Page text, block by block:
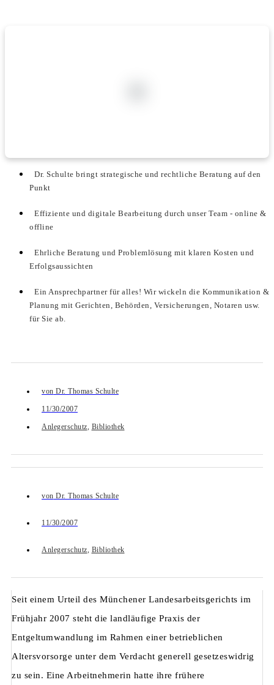
Dr. Schulte bringt strategische und rechtliche Beratung auf den
Punkt
Effiziente und digitale Bearbeitung durch unser Team - online &
offline
Ehrliche Beratung und Problemlösung mit klaren Kosten und
Erfolgsaussichten
Ein Ansprechpartner für alles! Wir wickeln die Kommunikation &
Planung mit Gerichten, Behörden, Versicherungen, Notaren usw.
für Sie ab.
von Dr. Thomas Schulte
11/30/2007
Anlegerschutz, Bibliothek
von Dr. Thomas Schulte
11/30/2007
Anlegerschutz, Bibliothek
Seit einem Urteil des Münchener Landesarbeitsgerichts im
Frühjahr 2007 steht die landläufige Praxis der
Entgeltumwandlung im Rahmen einer betrieblichen
Altersvorsorge unter dem Verdacht generell gesetzeswidrig
zu sein. Eine Arbeitnehmerin hatte ihre frühere